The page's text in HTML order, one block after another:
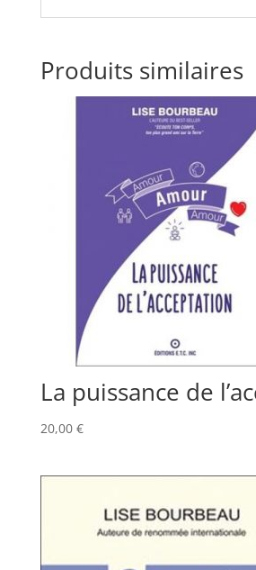
Produits similaires
La puissance de
20,00 €